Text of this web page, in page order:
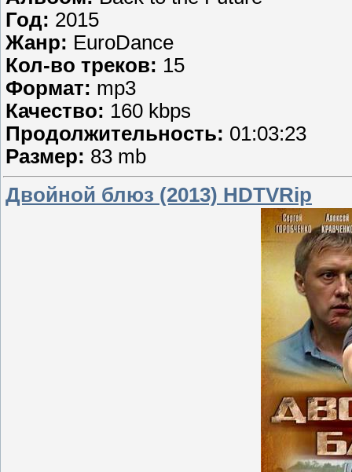
Год: 2015
Жанр: EuroDance
Кол-во треков: 15
Формат: mp3
Качество: 160 kbps
Продолжительность: 01:03:23
Размер: 83 mb
Двойной блюз (2013) HDTVRip